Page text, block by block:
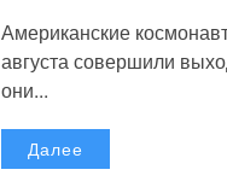
Американские
августа совершили
они...
Далее